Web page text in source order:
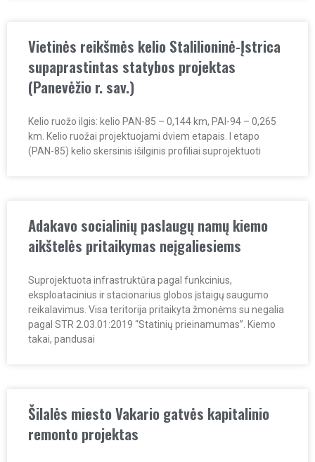
Vietinės reikšmės kelio Stalilioninė-Įstrica
supaprastintas statybos projektas
(Panevėžio r. sav.)
Kelio ruožo ilgis: kelio PAN-85 – 0,144 km, PAI-94 – 0,265
km. Kelio ruožai projektuojami dviem etapais. I etapo
(PAN-85) kelio skersinis išilginis profiliai suprojektuoti
Adakavo socialinių paslaugų namų kiemo
aikštelės pritaikymas neįgaliesiems
Suprojektuota infrastruktūra pagal funkcinius,
eksploatacinius ir stacionarius globos įstaigų saugumo
reikalavimus. Visa teritorija pritaikyta žmonėms su negalia
pagal STR 2.03.01:2019 “Statinių prieinamumas”. Kiemo
takai, pandusai
Šilalės miesto Vakario gatvės kapitalinio
remonto projektas